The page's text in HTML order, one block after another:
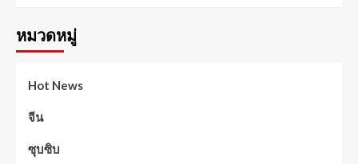
หมวดหมู่
Hot News
จีน
ซุบซิบ